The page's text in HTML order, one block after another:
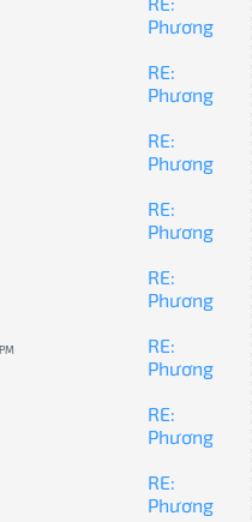
Phương
RE:
Phương
RE:
Phương
RE:
Phương
RE:
Phương
RE:
Phương
RE:
Phương
RE:
Phương